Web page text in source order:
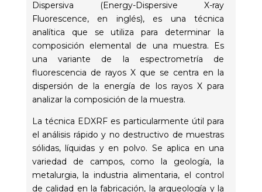
Dispersiva (Energy-Dispersive X-ray
Fluorescence, en inglés), es una técnica
analítica que se utiliza para determinar la
composición elemental de una muestra. Es
una variante de la espectrometría de
fluorescencia de rayos X que se centra en la
dispersión de la energía de los rayos X para
analizar la composición de la muestra.
La técnica EDXRF es particularmente útil para
el análisis rápido y no destructivo de muestras
sólidas, líquidas y en polvo. Se aplica en una
variedad de campos, como la geología, la
metalurgia, la industria alimentaria, el control
de calidad en la fabricación, la arqueología y la